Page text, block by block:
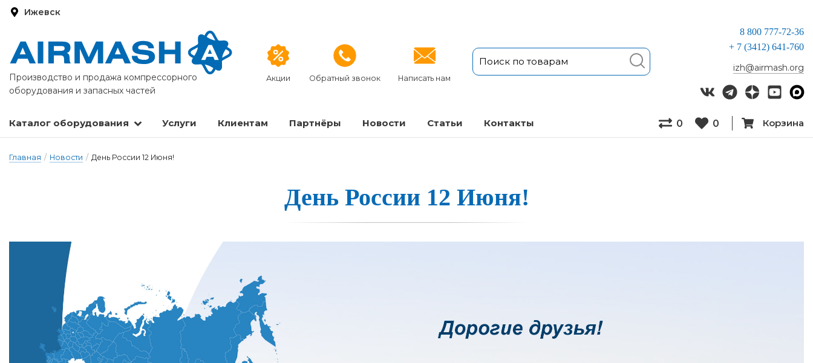
Ижевск
Производство и продажа компрессорного
оборудования и запасных частей
Акции Обратный звонок Написать нам
8 800 777-72-36
+ 7 (3412) 641-760
izh@airmash.org
Каталог оборудования Услуги Клиентам Партнёры Новости Статьи Кон­так­ты 0 0 Корзина
Главная / Новости / День России 12 Июня!
День России 12 Ию­ня!